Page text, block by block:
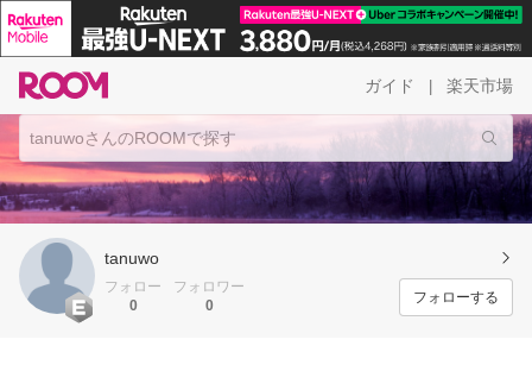
ガイド 楽天市場
tanuwo
フォロー
0
フォロワー
0
フォローする